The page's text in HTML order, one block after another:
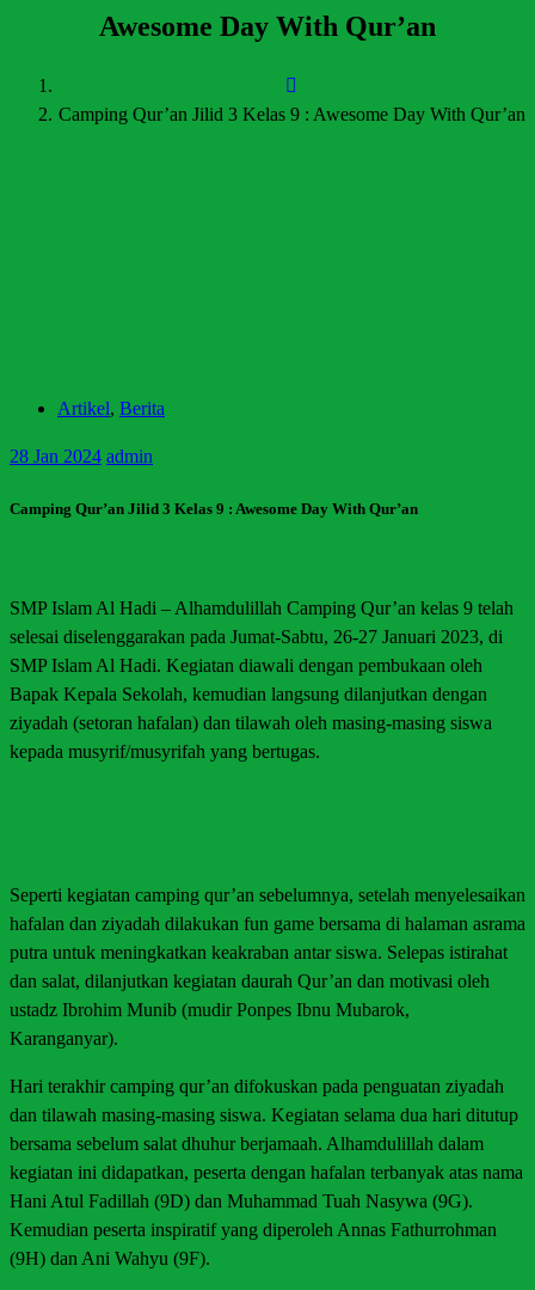
Awesome Day With Qur’an
Camping Qur’an Jilid 3 Kelas 9 : Awesome Day With Qur’an
Artikel, Berita
28 Jan 2024 admin
Camping Qur’an Jilid 3 Kelas 9 : Awesome Day With Qur’an
SMP Islam Al Hadi – Alhamdulillah Camping Qur’an kelas 9 telah
selesai diselenggarakan pada Jumat-Sabtu, 26-27 Januari 2023, di
SMP Islam Al Hadi. Kegiatan diawali dengan pembukaan oleh
Bapak Kepala Sekolah, kemudian langsung dilanjutkan dengan
ziyadah (setoran hafalan) dan tilawah oleh masing-masing siswa
kepada musyrif/musyrifah yang bertugas.
Seperti kegiatan camping qur’an sebelumnya, setelah menyelesaikan
hafalan dan ziyadah dilakukan fun game bersama di halaman asrama
putra untuk meningkatkan keakraban antar siswa. Selepas istirahat
dan salat, dilanjutkan kegiatan daurah Qur’an dan motivasi oleh
ustadz Ibrohim Munib (mudir Ponpes Ibnu Mubarok,
Karanganyar).
Hari terakhir camping qur’an difokuskan pada penguatan ziyadah
dan tilawah masing-masing siswa. Kegiatan selama dua hari ditutup
bersama sebelum salat dhuhur berjamaah. Alhamdulillah dalam
kegiatan ini didapatkan, peserta dengan hafalan terbanyak atas nama
Hani Atul Fadillah (9D) dan Muhammad Tuah Nasywa (9G).
Kemudian peserta inspiratif yang diperoleh Annas Fathurrohman
(9H) dan Ani Wahyu (9F).